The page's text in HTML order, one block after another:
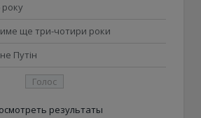
року
ще три-чотири роки
Путін
результаты